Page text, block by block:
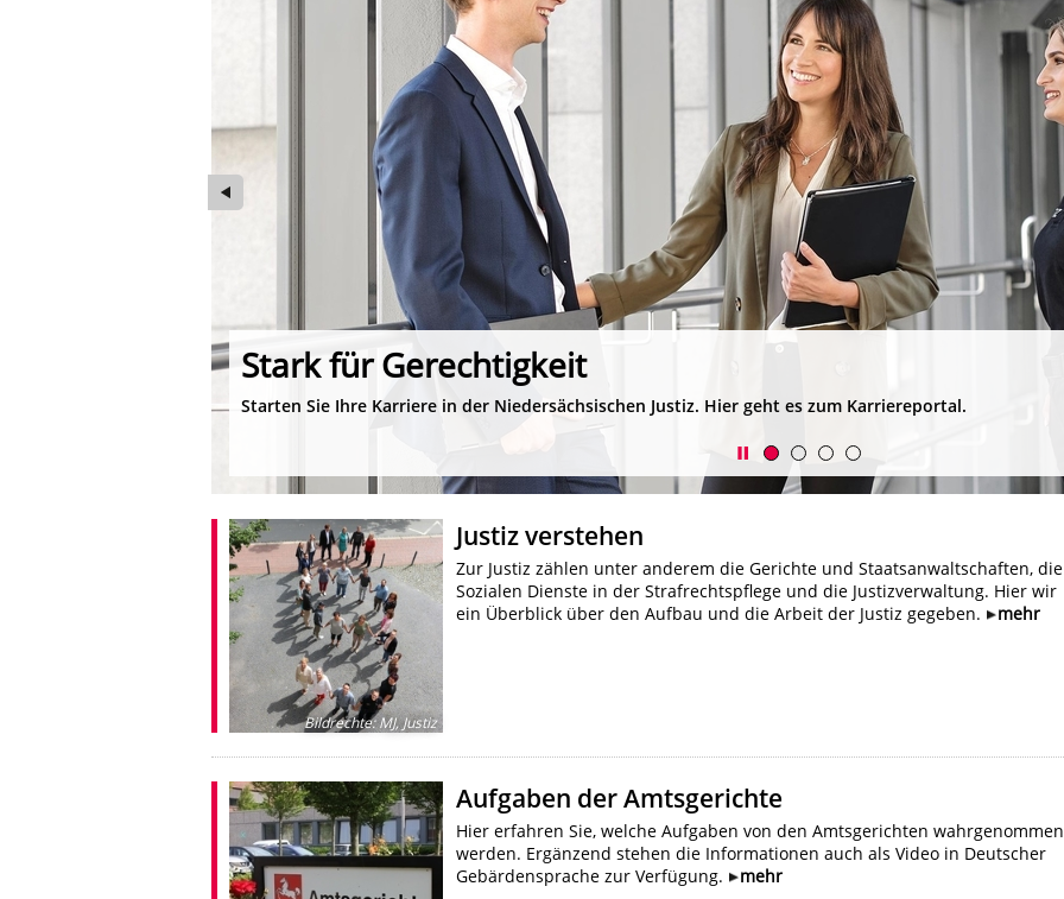
Stark für Gerechtigkeit
Starten Sie Ihre Karriere in der Niedersächsischen Justiz. Hier geht es zum Karriereportal.
Bildrechte:MJ, Justiz
Justiz verstehen
Zur Justiz zählen unter anderem die Gerichte und Staatsanwaltschaften, die
Sozialen Dienste in der Strafrechtspflege und die Justizverwaltung. Hier wir
ein Überblick über den Aufbau und die Arbeit der Justiz gegeben.
mehr
Aufgaben der Amtsgerichte
Hier erfahren Sie, welche Aufgaben von den Amtsgerichten wahrgenommen
werden. Ergänzend stehen die Informationen auch als Video in Deutscher
Gebärdensprache zur Verfügung.
mehr